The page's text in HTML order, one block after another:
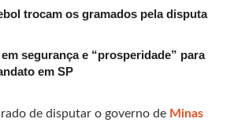
trocam os gramados pela disputa
segurança e “prosperidade” para
em SP
de disputar o governo de Minas